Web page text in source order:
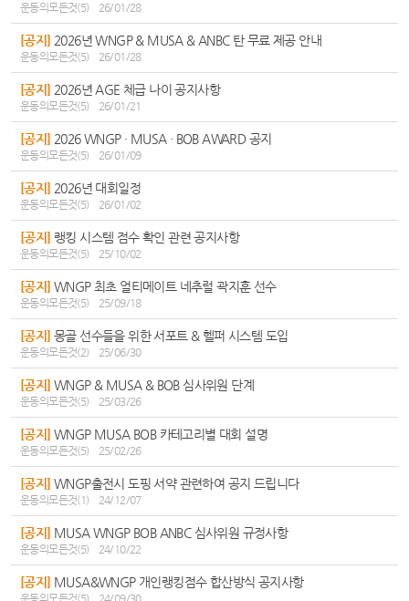
운동의모든것(5) 26/01/28
[공지] 2026년 WNGP & MUSA & ANBC 탄 무료 제공 안내
운동의모든것(5) 26/01/28
[공지] 2026년 AGE 체급 나이 공지사항
운동의모든것(5) 26/01/21
[공지] 2026 WNGP · MUSA · BOB AWARD 공지
운동의모든것(5) 26/01/09
[공지] 2026년 대회일정
운동의모든것(5) 26/01/02
[공지] 랭킹 시스템 점수 확인 관련 공지사항
운동의모든것(5) 25/10/02
[공지] WNGP 최초 얼티메이트 네추럴 곽지훈 선수
운동의모든것(5) 25/09/18
[공지] 몽골 선수들을 위한 서포트 & 헬퍼 시스템 도입
운동의모든것(2) 25/06/30
[공지] WNGP & MUSA & BOB 심사위원 단계
운동의모든것(5) 25/03/26
[공지] WNGP MUSA BOB 카테고리별 대회 설명
운동의모든것(5) 25/02/26
[공지] WNGP출전시 도핑 서약 관련하여 공지 드립니다
운동의모든것(1) 24/12/07
[공지] MUSA WNGP BOB ANBC 심사위원 규정사항
운동의모든것(5) 24/10/22
[공지] MUSA&WNGP 개인랭킹점수 합산방식 공지사항
운동의모든것(5) 24/09/30